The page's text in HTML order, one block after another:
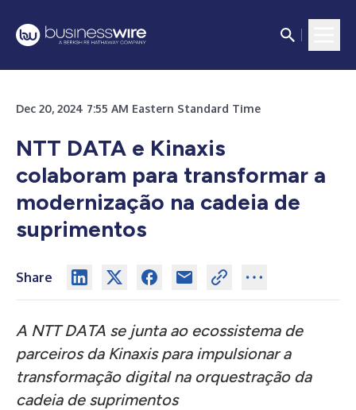
Dec 20, 2024 7:55 AM Eastern Standard Time
NTT DATA e Kinaxis
colaboram para transformar a
modernização na cadeia de
suprimentos
Share
A NTT DATA se junta ao ecossistema de
parceiros da Kinaxis para impulsionar a
transformação digital na orquestração da
cadeia de suprimentos